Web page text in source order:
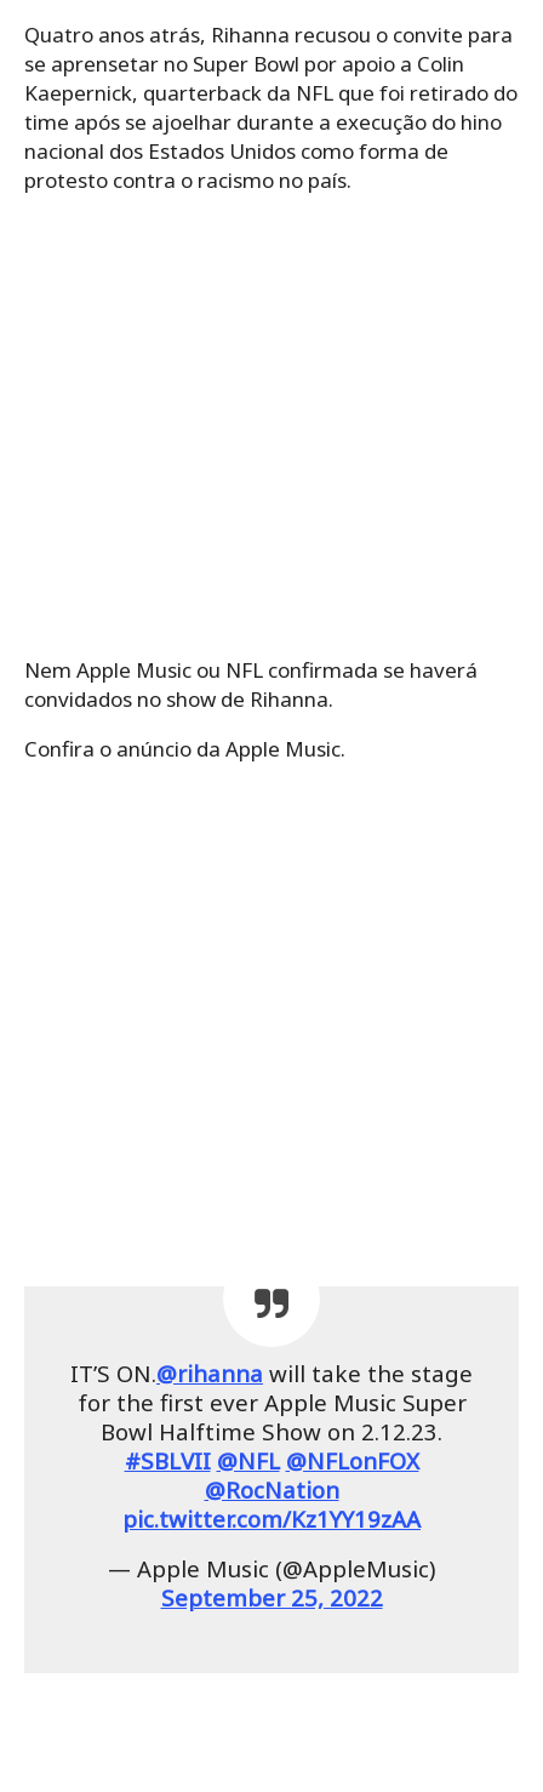
Quatro anos atrás, Rihanna recusou o convite para
se aprensetar no Super Bowl por apoio a Colin
Kaepernick, quarterback da NFL que foi retirado do
time após se ajoelhar durante a execução do hino
nacional dos Estados Unidos como forma de
protesto contra o racismo no país.
Nem Apple Music ou NFL confirmada se haverá
convidados no show de Rihanna.
Confira o anúncio da Apple Music.
IT’S ON.@rihanna will take the stage
for the first ever Apple Music Super
Bowl Halftime Show on 2.12.23.
#SBLVII @NFL @NFLonFOX
@RocNation
pic.twitter.com/Kz1YY19zAA
— Apple Music (@AppleMusic)
September 25, 2022